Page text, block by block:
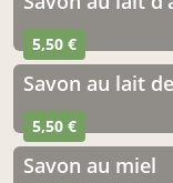
5,50 €
savon au lait
5,50 €
savon au miel